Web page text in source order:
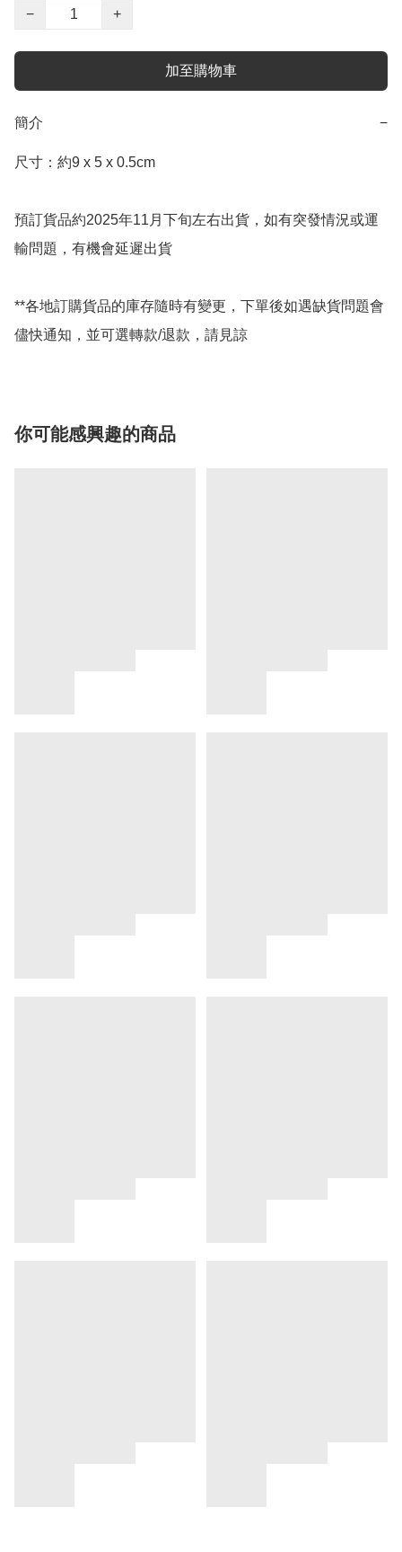
−
+
加至購物車
簡介 −
尺寸：約9 x 5 x 0.5cm
預訂貨品約2025年11月下旬左右出貨，如有突發情況或運
輸問題，有機會延遲出貨
**各地訂購貨品的庫存隨時有變更，下單後如遇缺貨問題會
儘快通知，並可選轉款/退款，請見諒
你可能感興趣的商品